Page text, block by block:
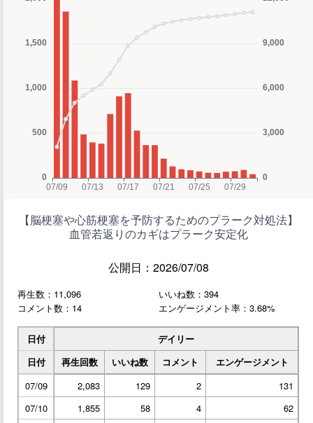
【脳梗塞や心筋梗塞を予防するためのプラーク対処法】
血管若返りのカギはプラーク安定化
公開日：2026/07/08
再生数：11,096
いいね数：394
コメント数：14
エンゲージメント率：3.68%
日付
デイリー
日付
再生回数 いいね数 コメント
エンゲージメント
07/09
2,083 129 2
131
07/10
1,855 58 4
62